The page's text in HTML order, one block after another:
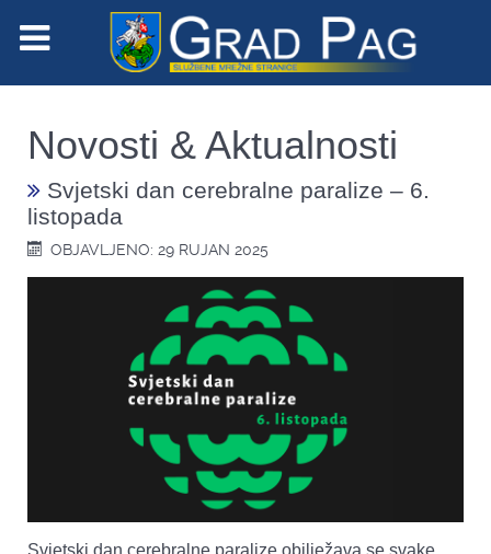
Novosti & Aktualnosti
Svjetski dan cerebralne paralize – 6.
listopada
OBJAVLJENO: 29 RUJAN 2025
Svjetski dan cerebralne paralize obilježava se svake